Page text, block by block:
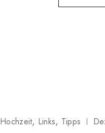
Hochzeit Links Tipps